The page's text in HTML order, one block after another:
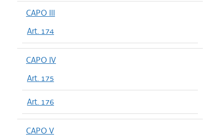
CAPO III
Art. 174
CAPO IV
Art. 175
Art. 176
CAPO V